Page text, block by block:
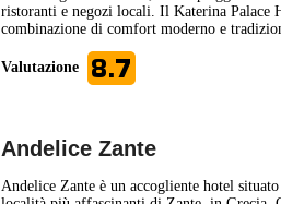
ristoranti e negozi locali. Il Katerina Palace
combinazione di comfort moderno e
Valutazione 8.7
Andelice Zante
Andelice Zante è un accogliente hotel